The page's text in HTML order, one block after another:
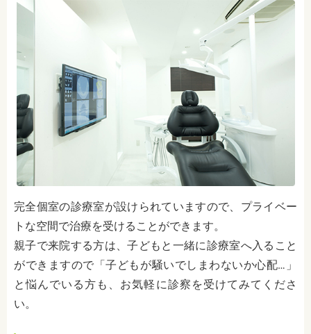
完全個室の診療室が設けられていますので、プライベー
トな空間で治療を受けることができます。
親子で来院する方は、子どもと一緒に診療室へ入ること
ができますので「子どもが騒いでしまわないか心配…」
と悩んでいる方も、お気軽に診察を受けてみてくださ
い。